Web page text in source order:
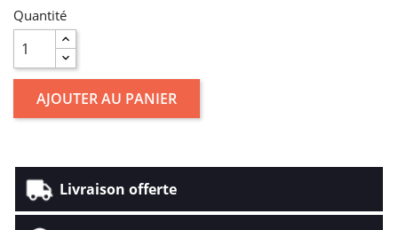
Quantité
AJOUTER AU PANIER
Livraison offerte